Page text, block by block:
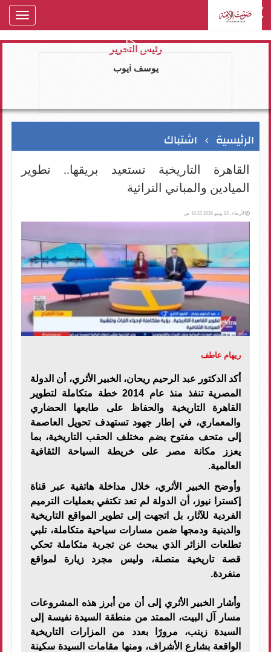
رئيس التحرير
يوسف ايوب
الرئيسية اشتباك
القاهرة التاريخية تستعيد بريقها.. تطوير
الميادين والمباني التراثية
الأربعاء، 03 يونيو 2026 10:25 ص
ريهام عاطف
أكد الدكتور عبد الرحيم ريحان، الخبير الأثري، أن الدولة
المصرية تنفذ منذ عام 2014 خطة متكاملة لتطوير
القاهرة التاريخية والحفاظ على طابعها الحضاري
والمعماري، في إطار جهود تستهدف تحويل العاصمة
إلى متحف مفتوح يضم مختلف الحقب التاريخية، بما
يعزز مكانة مصر على خريطة السياحة الثقافية
العالمية.
وأوضح الخبير الأثري، خلال مداخلة هاتفية عبر قناة
إكسترا نيوز، أن الدولة لم تعد تكتفي بعمليات الترميم
الفردية للآثار، بل اتجهت إلى تطوير المواقع التاريخية
والدينية ودمجها ضمن مسارات سياحية متكاملة، تلبي
تطلعات الزائر الذي يبحث عن تجربة متكاملة تحكي
قصة تاريخية متصلة، وليس مجرد زيارة لمواقع
منفردة.
وأشار الخبير الأثري إلى أن من أبرز هذه المشروعات
مسار آل البيت، الممتد من منطقة السيدة نفيسة إلى
السيدة زينب، مرورًا بعدد من المزارات التاريخية
الواقعة بشارع الأشراف، ومنها مقامات السيدة سكينة